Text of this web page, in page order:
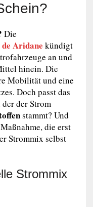
Die
Aridane kündigt
an und
hinein. Die
Mobilität und eine
Doch passt das
der Strom
stammt? Und
die erst
Strommix selbst
Strommix